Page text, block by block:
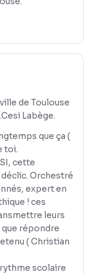
de Toulouse
Labège.
que ça (
toi.
cette
Orchestré
expert en
! ces
leurs
répondre
( Christian
scolaire